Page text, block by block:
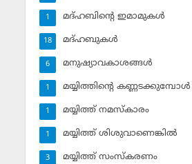
മദ്ഹബിന്റെ ഇമാമുകള്‍
1
മദ്ഹബുകള്‍
18
മനുഷ്യാവകാശങ്ങള്‍
6
മയ്യിത്തിന്റെ കണ്ണടക്കുമ്പോള്‍
1
മയ്യിത്ത് നമസ്‌കാരം
1
മയ്യിത്ത് ശിശുവാണെങ്കില്‍
1
മയ്യിത്ത് സംസ്‌കരണം
3